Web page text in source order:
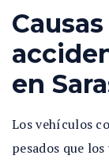
en
Los vehículos
pesados que